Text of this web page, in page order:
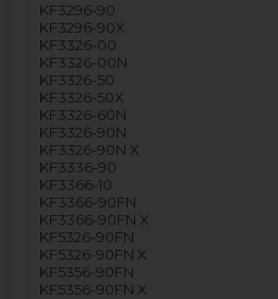
KF3296-90
KF3296-90X
KF3326-00
KF3326-00N
KF3326-50
KF3326-50X
KF3326-60N
KF3326-90N
KF3326-90N X
KF3336-90
KF3366-10
KF3366-90FN
KF3366-90FN X
KF5326-90FN
KF5326-90FN X
KF5356-90FN
KF5356-90FN X